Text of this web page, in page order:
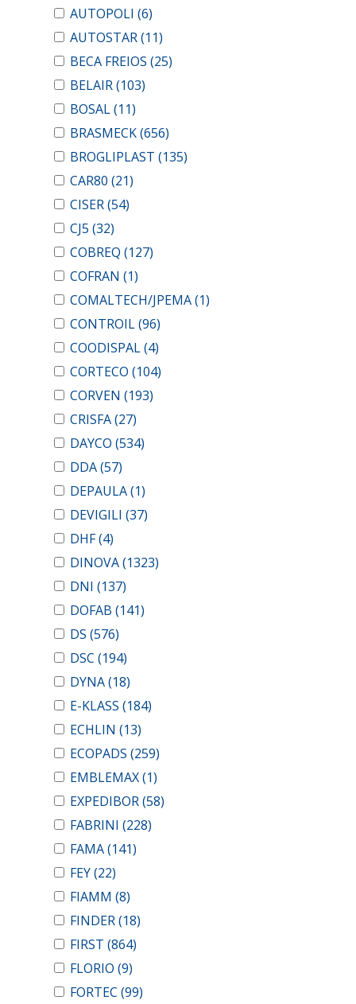
AUTOPOLI (6)
AUTOSTAR(11)
BECA FREIOS (25)
BELAIR(103)
BOSAL(11)
BRASMECK(656)
BROGLIPLAST (135)
CAR80 (21)
CISER(54)
CJ5 (32)
COBREQ (127)
COFRAN (1)
COMALTECH/JPEMA(1)
CONTROIL(96)
COODISPAL(4)
CORTECO (104)
CORVEN (193)
CRISFA(27)
DAYCO (534)
DDA(57)
DEPAULA(1)
DEVIGILI (37)
DHF(4)
DINOVA(1323)
DNI (137)
DOFAB (141)
DS (576)
DSC (194)
DYNA(18)
E-KLASS (184)
ECHLIN (13)
ECOPADS (259)
EMBLEMAX(1)
EXPEDIBOR(58)
FABRINI (228)
FAMA(141)
FEY(22)
FIAMM (8)
FINDER(18)
FIRST (864)
FLORIO (9)
FORTEC (99)